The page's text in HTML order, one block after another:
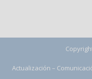
Actualización –